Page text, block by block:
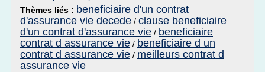
Thèmes liés : beneficiaire d'un contrat
d'assurance vie decede / clause beneficiaire
d'un contrat d'assurance vie / beneficiaire
contrat d assurance vie / beneficiaire d un
contrat d assurance vie / meilleurs contrat d
assurance vie